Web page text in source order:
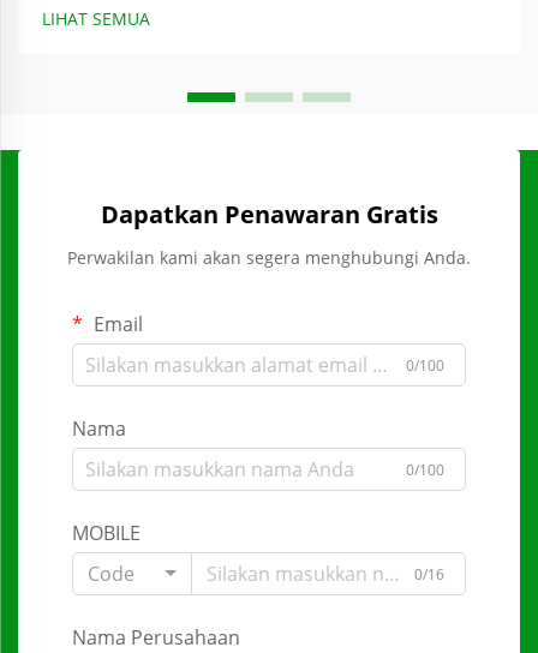
LIHAT SEMUA
Dapatkan Penawaran Gratis
Perwakilan kami akan segera menghubungi Anda.
Email
0/100
Nama
0/100
MOBILE
Code
0/16
Nama Perusahaan